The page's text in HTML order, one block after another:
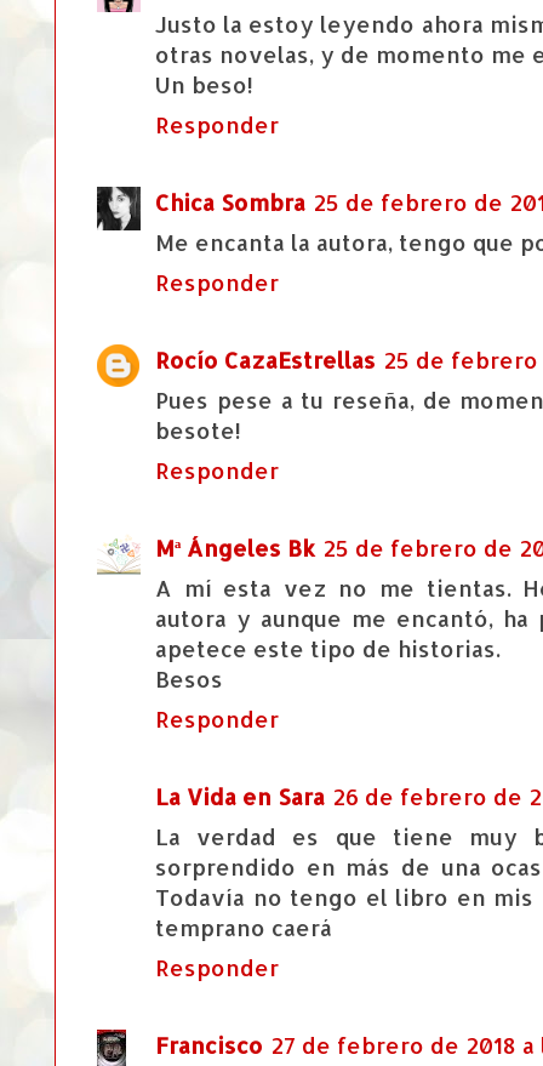
Justo la estoy leyendo ahora
otras novelas, y de momento me
Un beso!
Responder
Chica Sombra 25 de febrero de
Me encanta la autora, tengo que
Responder
Rocío CazaEstrellas 25 de febrero
Pues pese a tu reseña, de
besote!
Responder
Mª Ángeles Bk 25 de febrero de
A mí esta vez no me tientas.
autora y aunque me encantó,
apetece este tipo de historias.
Besos
Responder
La Vida en Sara 26 de febrero de
La verdad es que tiene muy
sorprendido en más de una
Todavía no tengo el libro en mis
temprano caerá
Responder
Francisco 27 de febrero de 2018 a